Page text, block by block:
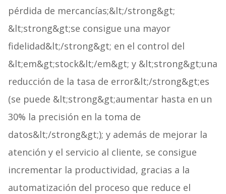
pérdida de mercancías;&lt;/strong&gt;
&lt;strong&gt;se consigue una mayor
fidelidad&lt;/strong&gt; en el control del
&lt;em&gt;stock&lt;/em&gt; y &lt;strong&gt;una
reducción de la tasa de error&lt;/strong&gt;es
(se puede &lt;strong&gt;aumentar hasta en un
30% la precisión en la toma de
datos&lt;/strong&gt;); y además de mejorar la
atención y el servicio al cliente, se consigue
incrementar la productividad, gracias a la
automatización del proceso que reduce el